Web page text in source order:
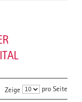
Zeige pro Seite